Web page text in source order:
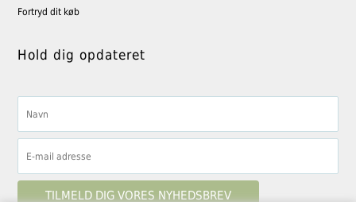
Fortryd dit køb
Hold dig opdateret